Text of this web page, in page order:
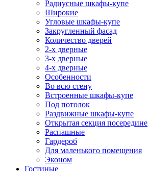
Радиусные шкафы-купе
Широкие
Угловые шкафы-купе
Закругленный фасад
Количество дверей
2-х дверные
3-х дверные
4-х дверные
Особенности
Во всю стену
Встроенные шкафы-купе
Под потолок
Раздвижные шкафы-купе
Открытая секция посередине
Распашные
Гардероб
Для маленького помещения
Эконом
Гостиные